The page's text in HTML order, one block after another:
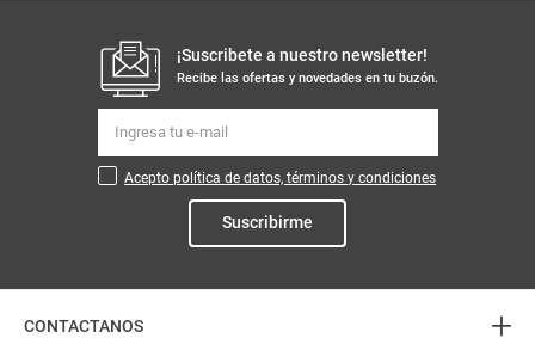
¡Suscribete a nuestro newsletter!
Recibe las ofertas y novedades en tu buzón.
Acepto política de datos, términos y condiciones
Suscribirme
CONTACTANOS +